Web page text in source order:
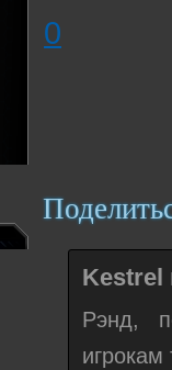
0
Kestrel
Рэнд,
игрокам